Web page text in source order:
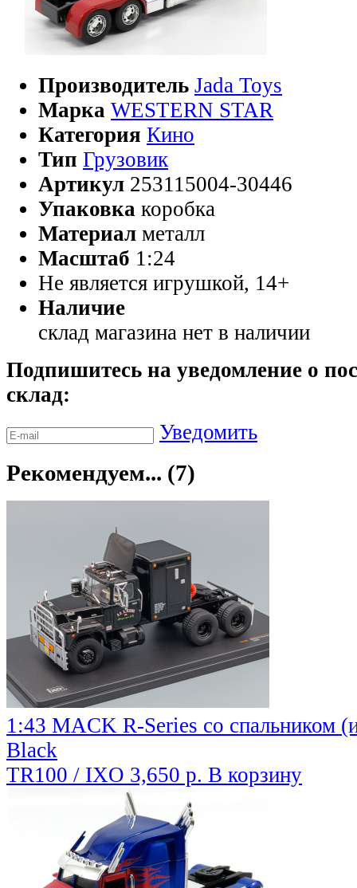
Производитель Jada Toys
Марка WESTERN STAR
Категория Кино
Тип Грузовик
Артикул 253115004-30446
Упаковка коробка
Материал металл
Масштаб 1:24
Не является игрушкой, 14+
Наличие
склад магазина нет в наличии
Подпишитесь на уведомление о
склад:
Уведомить
Рекомендуем... (7)
1:43 MACK R-Series со спальником
Black
TR100 / IXO 3,650 р. В корзину